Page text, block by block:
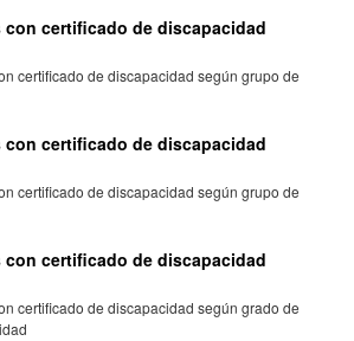
con certificado de discapacidad
certificado de discapacidad según grupo de
con certificado de discapacidad
certificado de discapacidad según grupo de
con certificado de discapacidad
certificado de discapacidad según grado de